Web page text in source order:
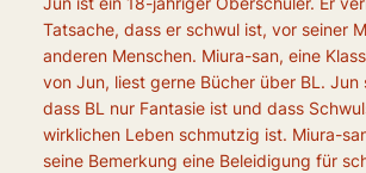
Tatsache, dass er schwul ist, vor seiner
anderen Menschen. Miura-san, eine
von Jun, liest gerne Bücher über BL. Jun
dass BL nur Fantasie ist und dass
wirklichen Leben schmutzig ist. Miura-
seine Bemerkung eine Beleidigung für